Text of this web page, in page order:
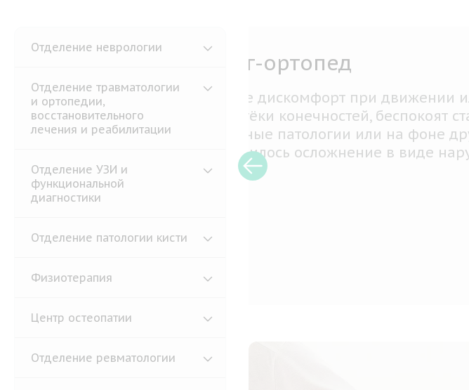
Отделение неврологии
Отделение травматологии
и ортопедии,
восстановительного
лечения и реабилитации
Отделение УЗИ и
функциональной
диагностики
Отделение патологии кисти
Физиотерапия
Центр остеопатии
Отделение ревматологии
Малоинвазивное
контрактуры
игольная
Патология является
которая
патологиях, а наши
консультацию и составят